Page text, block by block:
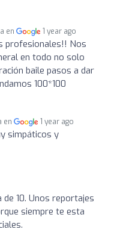
en 1 year ago
profesionales!! Nos
en todo no solo
baile pasos a dar
100*100
en 1 year ago
simpáticos y
de 10. Unos reportajes
siempre te esta